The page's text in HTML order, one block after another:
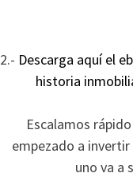
2.- Descarga aquí el
historia
Escalamos
empezado a invertir
uno va a